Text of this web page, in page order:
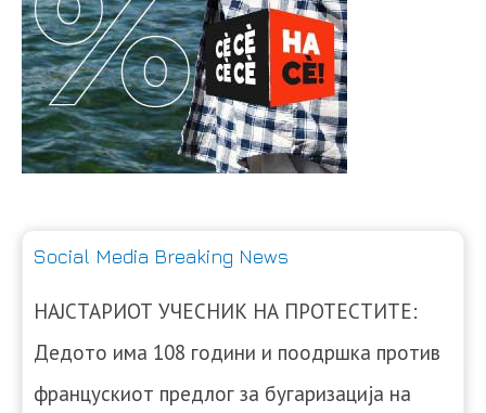
Social Media Breaking News
НАЈСТАРИОТ УЧЕСНИК НА ПРОТЕСТИТЕ:
Дедото има 108 години и поодршка против
францускиот предлог за бугаризација на